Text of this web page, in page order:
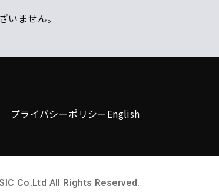
ません。
プライバシーポリシーEnglish
Co.Ltd All Rights Reserved.